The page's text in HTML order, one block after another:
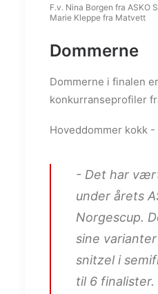
F.v. Nina Borgen fra ASKO
Marie Kleppe fra Matvett
Dommerne
Dommerne i finalen
konkurranseprofiler
Hoveddommer kokk -
- Det har
under årets
Norgescup.
sine
snitzel i
til 6